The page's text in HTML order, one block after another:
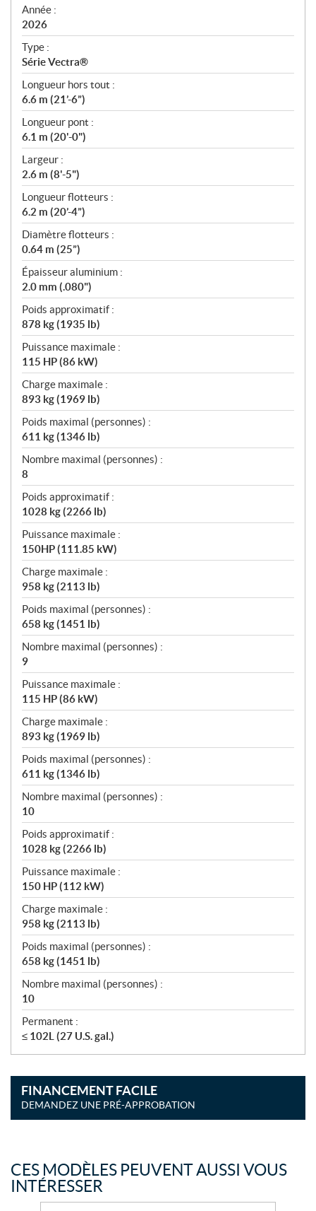
f
i
c
a
t
i
o
n
s
Année :
2026
Type :
Série Vectra®
Longueur hors tout :
6.6 m (21’-6”)
Longueur pont :
6.1 m (20'-0")
Largeur :
2.6 m (8'-5")
Longueur flotteurs :
6.2 m (20’-4”)
Diamètre flotteurs :
0.64 m (25”)
Épaisseur aluminium :
2.0 mm (.080")
Poids approximatif :
878 kg (1935 lb)
Puissance maximale :
115 HP (86 kW)
Charge maximale :
893 kg (1969 lb)
Poids maximal (personnes) :
611 kg (1346 lb)
Nombre maximal (personnes) :
8
Poids approximatif :
1028 kg (2266 lb)
Puissance maximale :
150HP (111.85 kW)
Charge maximale :
958 kg (2113 lb)
Poids maximal (personnes) :
658 kg (1451 lb)
Nombre maximal (personnes) :
9
Puissance maximale :
115 HP (86 kW)
Charge maximale :
893 kg (1969 lb)
Poids maximal (personnes) :
611 kg (1346 lb)
Nombre maximal (personnes) :
10
Poids approximatif :
1028 kg (2266 lb)
Puissance maximale :
150 HP (112 kW)
Charge maximale :
958 kg (2113 lb)
Poids maximal (personnes) :
658 kg (1451 lb)
Nombre maximal (personnes) :
10
Permanent :
≤ 102L (27 U.S. gal.)
FINANCEMENT FACILE
DEMANDEZ UNE PRÉ-APPROBATION
CES MODÈLES PEUVENT AUSSI VOUS
INTÉRESSER